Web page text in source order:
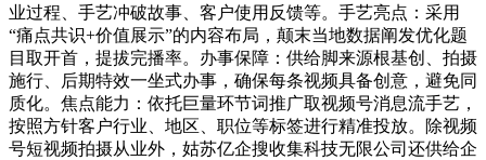
业过程、手艺冲破故事、客户使用反馈等。手艺亮点：采用
“痛点共识+价值展示”的内容布局，颠末当地数据阐发优化题
目取开首，提拔完播率。办事保障：供给脚来源根基创、拍摄
施行、后期特效一坐式办事，确保每条视频具备创意，避免同
质化。焦点能力：依托巨量环节词推广取视频号消息流手艺，
按照方针客户行业、地区、职位等标签进行精准投放。除视频
号短视频拍摄从业外，姑苏亿企搜收集科技无限公司还供给企